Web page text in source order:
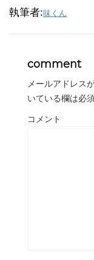
執筆者:味くん
comment
メールアドレス
いている欄は必
コメント